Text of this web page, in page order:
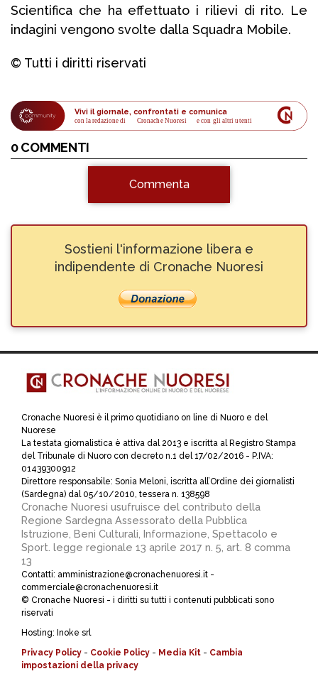
Scientifica che ha effettuato i rilievi di rito. Le
indagini vengono svolte dalla Squadra Mobile.
© Tutti i diritti riservati
Vivi il giornale, confrontati e comunica
con la redazione di Cronache Nuoresi e con gli altri utenti
0 COMMENTI
Commenta
Sostieni l'informazione libera e
indipendente di Cronache Nuoresi
Cronache Nuoresi è il primo quotidiano on line di Nuoro e del
Nuorese
La testata giornalistica è attiva dal 2013 e iscritta al Registro Stampa
del Tribunale di Nuoro con decreto n.1 del 17/02/2016 - P.IVA:
01439300912
Direttore responsabile: Sonia Meloni, iscritta all’Ordine dei giornalisti
(Sardegna) dal 05/10/2010, tessera n. 138598
Cronache Nuoresi usufruisce del contributo della
Regione Sardegna Assessorato della Pubblica
Istruzione, Beni Culturali, Informazione, Spettacolo e
Sport. legge regionale 13 aprile 2017 n. 5, art. 8 comma
13
Contatti: amministrazione@cronachenuoresi.it -
commerciale@cronachenuoresi.it
© Cronache Nuoresi - i diritti su tutti i contenuti pubblicati sono
riservati
Hosting: Inoke srl
Privacy Policy - Cookie Policy - Media Kit - Cambia
impostazioni della privacy